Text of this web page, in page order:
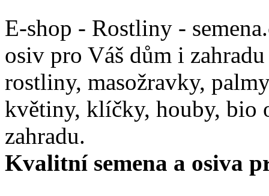
E-shop - Rostliny -
osiv pro Váš dům i
rostliny, masožravky,
květiny, klíčky, houby, bio
zahradu.
Kvalitní semena a osiva